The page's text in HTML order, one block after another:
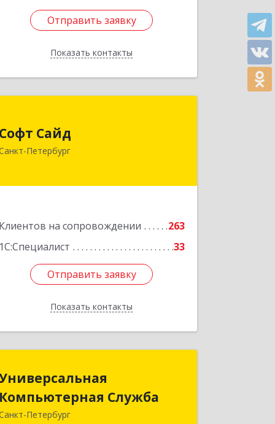
Отправить заявку
Показать контакты
Отправить заявку
Назад
Софт Сайд
Петербург
Клиентов на сопровождении
263
1С:Специалист
33
Отправить заявку
Показать контакты
190020, Санкт-Петербург г, Рижский
Подробнее
Отправить заявку
Назад
Компьютерная Служба
Петербург
Компьютерная Служба
192007, Санкт-Петербург г,